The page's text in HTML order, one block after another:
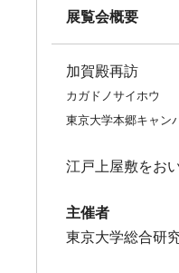
展覧会概要
加賀殿再訪
カガドノサイホウ
東京大学本郷キャン
江戸上屋敷をお
主催者
東京大学総合研